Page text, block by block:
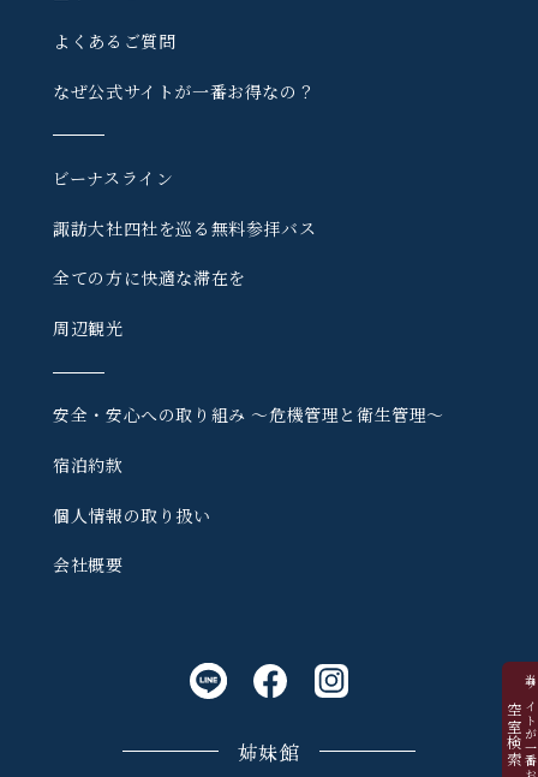
よくあるご質問
なぜ公式サイトが一番お得なの？
ビーナスライン
諏訪大社四社を巡る 無料参拝バス
全ての方に快適な滞在を
周辺観光
安全・安心への取り組み 〜危機管理と衛生管理〜
宿泊約款
個人情報の取り扱い
会社概要
姉妹館 当サイトが一番お得
空室検索